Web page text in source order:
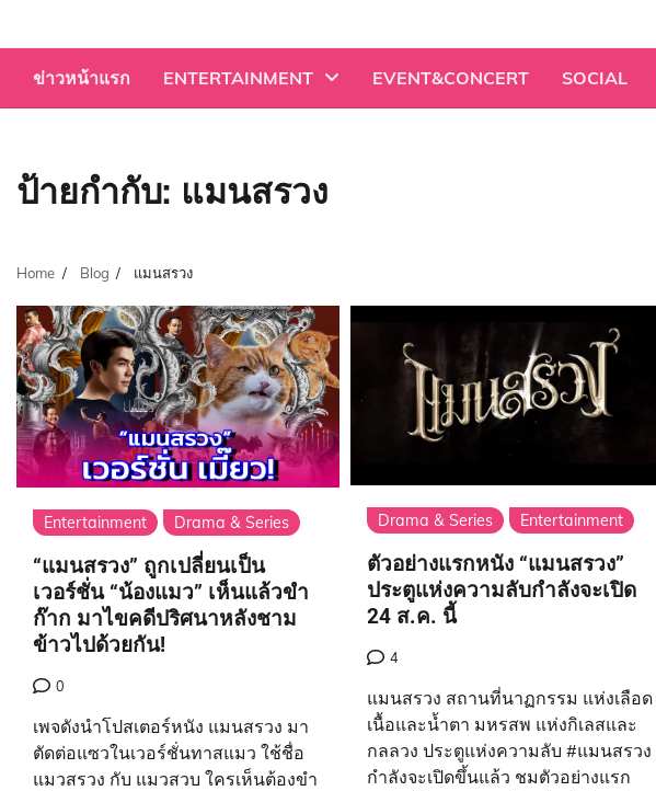
content
ข่าวหน้าแรก ENTERTAINMENT EVENT&CONCERT SOCIAL
ป้ายกำกับ: แมนสรวง
Home Blog แมนสรวง
Entertainment Drama & Series
“แมนสรวง” ถูกเปลี่ยนเป็น
เวอร์ชั่น “น้องแมว” เห็นแล้วขำ
ก๊าก มาไขคดีปริศนาหลังชาม
ข้าวไปด้วยกัน!
0
เพจดังนำโปสเตอร์หนัง แมนสรวง มา
ตัดต่อแซวในเวอร์ชั่นทาสแมว ใช้ชื่อ
แมวสรวง กับ แมวสวบ ใครเห็นต้องขำ
Drama & Series Entertainment
ตัวอย่างแรกหนัง “แมนสรวง”
ประตูแห่งความลับกำลังจะเปิด
24 ส.ค. นี้
4
แมนสรวง สถานที่นาฏกรรม แห่งเลือด
เนื้อและน้ำตา มหรสพ แห่งกิเลสและ
กลลวง ประตูแห่งความลับ #แมนสรวง
กำลังจะเปิดขึ้นแล้ว ชมตัวอย่างแรก